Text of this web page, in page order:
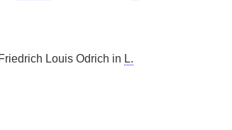
Louis Odrich in L.